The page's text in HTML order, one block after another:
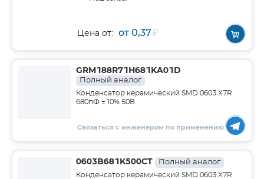
Цена от: от 0,37₽
GRM188R71H681KA01D
Полный аналог
Конденсатор керамический SMD 0603 X7R
680пФ ±10% 50В
Связаться с инженером по применению
0603B681K500CT Полный аналог
Конденсатор керамический SMD 0603 X7R